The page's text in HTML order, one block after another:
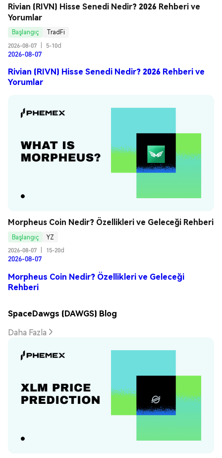
Rivian (RIVN) Hisse Senedi Nedir? 2026 Rehberi ve
Yorumlar
Başlangıç
TradFi
2026-08-07
5-10d
2026-08-07
Rivian (RIVN) Hisse Senedi Nedir? 2026 Rehberi ve
Yorumlar
Morpheus Coin Nedir? Özellikleri ve Geleceği Rehberi
Başlangıç
YZ
2026-08-07
15-20d
2026-08-07
Morpheus Coin Nedir? Özellikleri ve Geleceği
Rehberi
SpaceDawgs (DAWGS) Blog
Daha Fazla